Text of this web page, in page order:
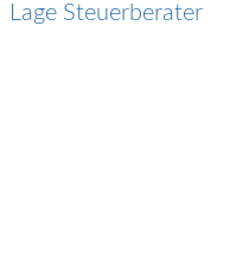
Lage Steuerberater